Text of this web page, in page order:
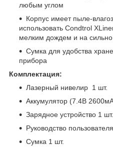
любым углом
Корпус имеет пыле-
использовать Condtrol
мелким дождем и на
Сумка для удобства
прибора
Комплектация:
Лазерный нивелир 1 шт.
Аккумулятор (7.4В
Зарядное устройство 1 шт.
Руководство
Cумка 1 шт.